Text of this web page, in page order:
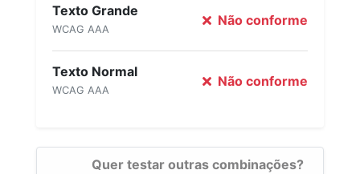
Texto Grande
WCAG AAA
Não conforme
Texto Normal
WCAG AAA
Não conforme
Quer testar outras combinações?